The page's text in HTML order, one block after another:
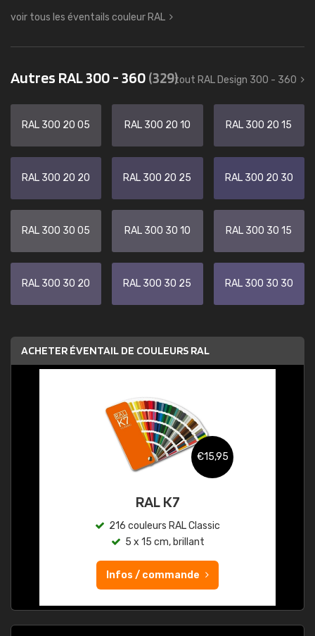
voir tous les éventails couleur RAL
Autres RAL 300 - 360(329)tout RAL Design 300 - 360
RAL 300 20 05 RAL 300 20 10 RAL 300 20 15
RAL 300 20 20 RAL 300 20 25 RAL 300 20 30
RAL 300 30 05 RAL 300 30 10 RAL 300 30 15
RAL 300 30 20 RAL 300 30 25 RAL 300 30 30
ACHETER ÉVENTAIL DE COULEURS RAL
€15,95
RAL K7
216 couleurs RAL Classic
5 x 15 cm, brillant
Infos / commande